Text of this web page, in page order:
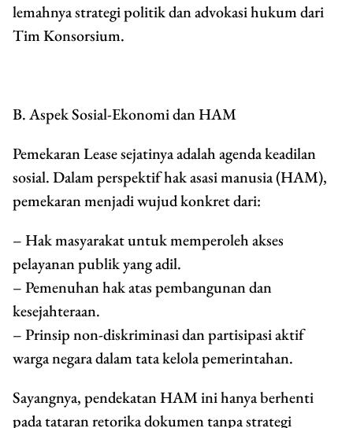
lemahnya strategi politik dan advokasi hukum dari
Tim Konsorsium.
B. Aspek Sosial-Ekonomi dan HAM
Pemekaran Lease sejatinya adalah agenda keadilan
sosial. Dalam perspektif hak asasi manusia (HAM),
pemekaran menjadi wujud konkret dari:
– Hak masyarakat untuk memperoleh akses
pelayanan publik yang adil.
– Pemenuhan hak atas pembangunan dan
kesejahteraan.
– Prinsip non-diskriminasi dan partisipasi aktif
warga negara dalam tata kelola pemerintahan.
Sayangnya, pendekatan HAM ini hanya berhenti
pada tataran retorika dokumen tanpa strategi